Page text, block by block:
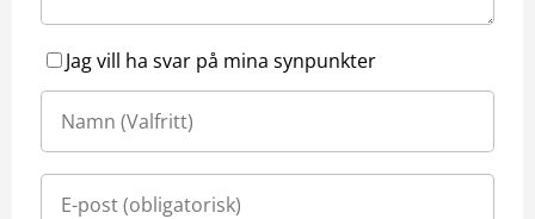
Jag vill ha svar på mina synpunkter